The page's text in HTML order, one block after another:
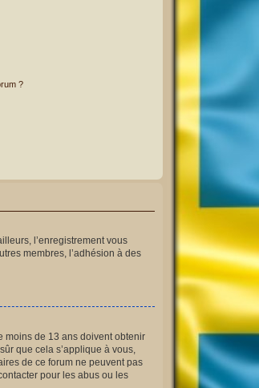
?
l’enregistrement vous
membres, l’adhésion à des
moins de 13 ans doivent obtenir
que cela s’applique à vous,
de ce forum ne peuvent pas
pour les abus ou les